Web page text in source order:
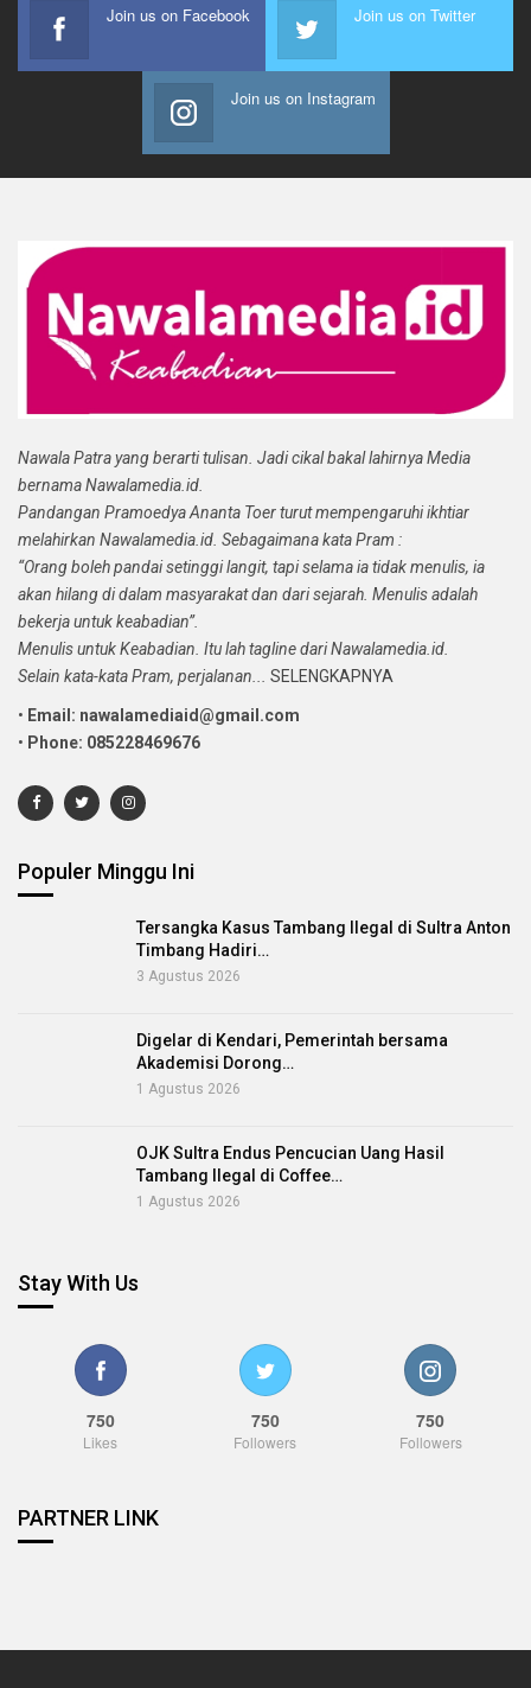
Join us on Facebook Join us on Twitter
Join us on Instagram
Nawala Patra yang berarti tulisan. Jadi cikal bakal lahirnya Media
bernama Nawalamedia.id.
Pandangan Pramoedya Ananta Toer turut mempengaruhi ikhtiar
melahirkan Nawalamedia.id. Sebagaimana kata Pram :
“Orang boleh pandai setinggi langit, tapi selama ia tidak menulis, ia
akan hilang di dalam masyarakat dan dari sejarah. Menulis adalah
bekerja untuk keabadian”.
Menulis untuk Keabadian. Itu lah tagline dari Nawalamedia.id.
Selain kata-kata Pram, perjalanan...
SELENGKAPNYA
• Email: nawalamediaid@gmail.com
• Phone: 085228469676
Populer Minggu Ini
Tersangka Kasus Tambang Ilegal di Sultra Anton
Timbang Hadiri…
3 Agustus 2026
Digelar di Kendari, Pemerintah bersama
Akademisi Dorong…
1 Agustus 2026
OJK Sultra Endus Pencucian Uang Hasil
Tambang Ilegal di Coffee…
1 Agustus 2026
Stay With Us
750
Likes
750
Followers
750
Followers
PARTNER LINK